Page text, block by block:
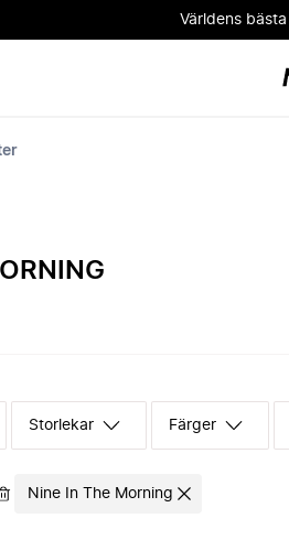
Världens
Storlekar Färger
Nine In The Morning